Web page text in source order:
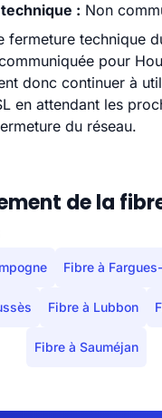
: Non
fermeture technique
pour
donc continuer à
en attendant les
du réseau.
de la
Fibre à
Fibre à Lubbon
Fibre à Sauméjan